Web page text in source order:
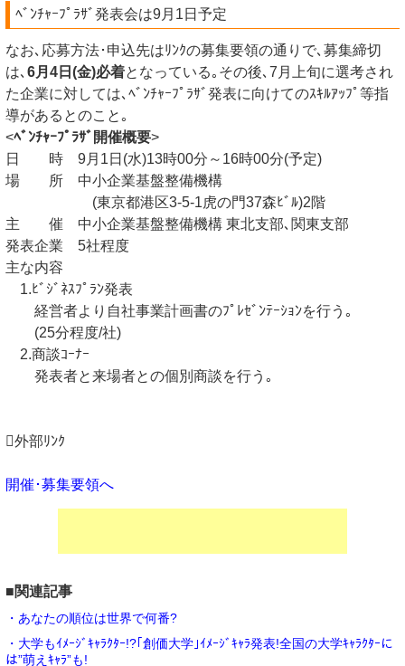
ﾍﾞﾝﾁｬｰﾌﾟﾗｻﾞ発表会は9月1日予定
なお､応募方法･申込先はﾘﾝｸの募集要領の通りで､募集締切
は､ 6月4日(金)必着となっている｡その後､7月上旬に選考され
た企業に対しては､ﾍﾞﾝﾁｬｰﾌﾟﾗｻﾞ発表に向けてのｽｷﾙｱｯﾌﾟ等指
導があるとのこと｡
<ﾍﾞﾝﾁｬｰﾌﾟﾗｻﾞ開催概要>
日 時 9月1日(水)13時00分～16時00分(予定)
場 所 中小企業基盤整備機構
(東京都港区3-5-1虎の門37森ﾋﾞﾙ)2階
主 催 中小企業基盤整備機構 東北支部､関東支部
発表企業 5社程度
主な内容
1.ﾋﾞｼﾞﾈｽﾌﾟﾗﾝ発表
経営者より自社事業計画書のﾌﾟﾚｾﾞﾝﾃｰｼｮﾝを行う｡
(25分程度/社)
2.商談ｺｰﾅｰ
発表者と来場者との個別商談を行う｡
外部ﾘﾝｸ
開催･募集要領へ
■関連記事
・あなたの順位は世界で何番?
・大学もｲﾒｰｼﾞｷｬﾗｸﾀｰ!?｢創価大学｣ｲﾒｰｼﾞｷｬﾗ発表!全国の大学ｷｬﾗｸﾀｰに
は”萌えｷｬﾗ”も!